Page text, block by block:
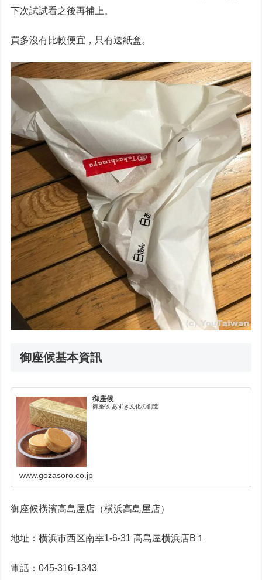
下次試試看之後再補上。
買多沒有比較便宜，只有送紙盒。
御座候基本資訊
御座候
御座候 あずき文化の創造
www.gozasoro.co.jp
御座候橫濱高島屋店（横浜高島屋店）
地址：横浜市西区南幸1-6-31 高島屋横浜店B１
電話：045-316-1343